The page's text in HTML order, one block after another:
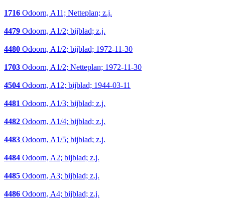
1716 Odoorn, A11; Netteplan; z.j.
4479 Odoorn, A1/2; bijblad; z.j.
4480 Odoorn, A1/2; bijblad; 1972-11-30
1703 Odoorn, A1/2; Netteplan; 1972-11-30
4504 Odoorn, A12; bijblad; 1944-03-11
4481 Odoorn, A1/3; bijblad; z.j.
4482 Odoorn, A1/4; bijblad; z.j.
4483 Odoorn, A1/5; bijblad; z.j.
4484 Odoorn, A2; bijblad; z.j.
4485 Odoorn, A3; bijblad; z.j.
4486 Odoorn, A4; bijblad; z.j.